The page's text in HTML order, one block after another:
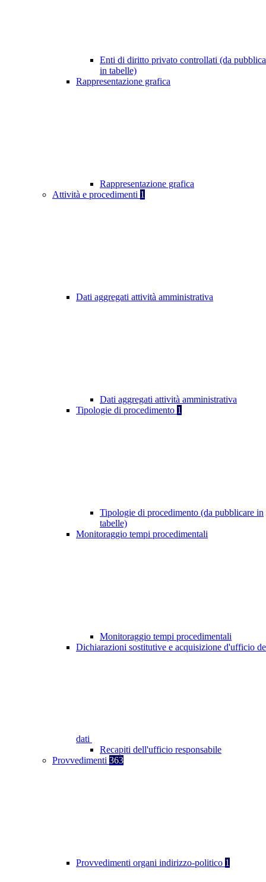
Enti di diritto privato controllati (da
in tabelle)
Rappresentazione grafica
Rappresentazione grafica
Attività e procedimenti 1
Dati aggregati attività amministrativa
Dati aggregati attività amministrativa
Tipologie di procedimento 1
Tipologie di procedimento (da pubblicare in
tabelle)
Monitoraggio tempi procedimentali
Monitoraggio tempi procedimentali
Dichiarazioni sostitutive e acquisizione d'ufficio
dati
Recapiti dell'ufficio responsabile
Provvedimenti 363
Provvedimenti organi indirizzo-politico 1